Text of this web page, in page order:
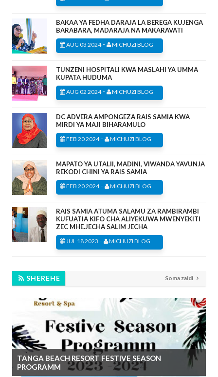
BAKAA YA FEDHA DARAJA LA BEREGA KUJENGA
BARABARA, MADARAJA NA MAKARAVATI
AUG 03 2024- MICHUZI BLOG
TUNZENI HOSPITALI KWA MASLAHI YA UMMA
KUPATA HUDUMA
AUG 02 2024- MICHUZI BLOG
DC ADVERA AMPONGEZA RAIS SAMIA KWA
MIRDI YA MAJI BIHARAMULO
FEB 20 2024- MICHUZI BLOG
MAPATO YA UTALII, MADINI, VIWANDA YAVUNJA
REKODI CHINI YA RAIS SAMIA
FEB 20 2024- MICHUZI BLOG
RAIS SAMIA ATUMA SALAMU ZA RAMBIRAMBI
KUFUATIA KIFO CHA ALIYEKUWA MWENYEKITI
ZEC MHE.JECHA SALIM JECHA
JUL 18 2023 - MICHUZI BLOG
SHEREHE Soma zaidi
TANGA BEACH RESORT FESTIVE SEASON
PROGRAMM